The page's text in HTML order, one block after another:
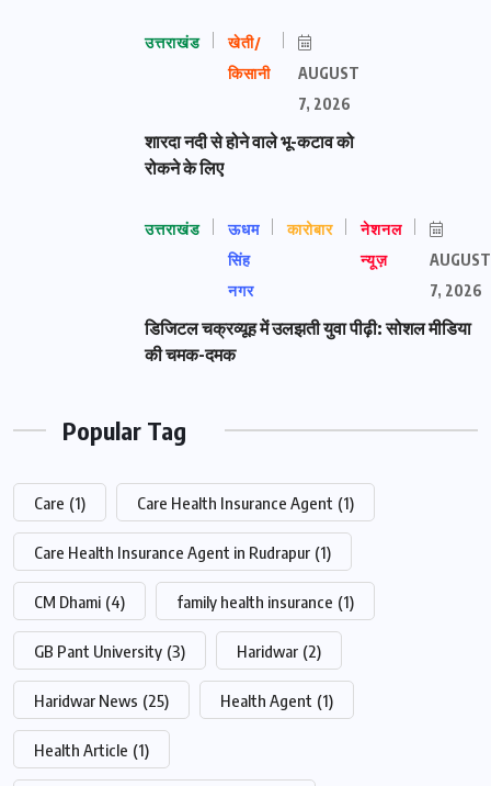
उत्तराखंड
खेती/
किसानी
AUGUST
7, 2026
शारदा नदी से होने वाले भू-कटाव को
रोकने के लिए
उत्तराखंड
ऊधम
सिंह
नगर
कारोबार
नेशनल
न्यूज़
AUGUST
7, 2026
डिजिटल चक्रव्यूह में उलझती युवा पीढ़ी: सोशल मीडिया
की चमक-दमक
Popular Tag
Care (1) Care Health Insurance Agent (1)
Care Health Insurance Agent in Rudrapur (1)
CM Dhami (4) family health insurance (1)
GB Pant University (3) Haridwar (2)
Haridwar News (25) Health Agent (1)
Health Article (1)